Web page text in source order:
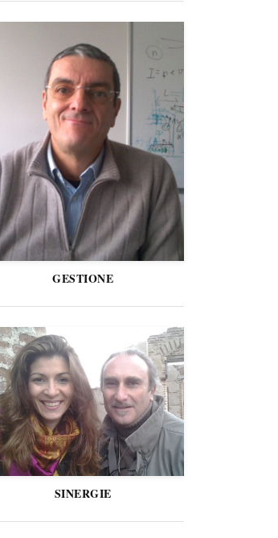
GESTIONE
SINERGIE